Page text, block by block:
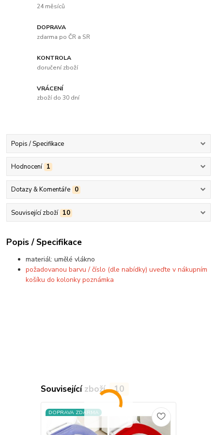
24 měsíců
DOPRAVA
zdarma po ČR a SR
KONTROLA
doručení zboží
VRÁCENÍ
zboží do 30 dní
Popis / Specifikace
Hodnocení 1
Dotazy & Komentáře 0
Související zboží 10
Popis / Specifikace
materiál: umělé vlákno
požadovanou barvu / číslo (dle nabídky) uveďte v nákupním
košíku do kolonky poznámka
Související zboží 10
DOPRAVA ZDARMA